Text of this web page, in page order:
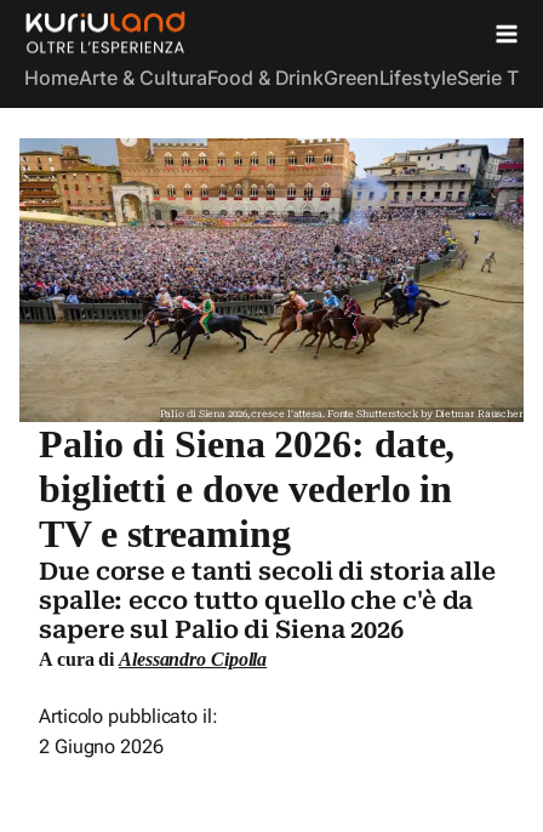
HomeArte & CulturaFood & DrinkGreenLifestyleSerie TV
Palio di Siena 2026, cresce l'attesa. Fonte Shutterstock by Dietmar Rauscher
Palio di Siena 2026: date,
biglietti e dove vederlo in
TV e streaming
Due corse e tanti secoli di storia alle
spalle: ecco tutto quello che c'è da
sapere sul Palio di Siena 2026
A cura di Alessandro Cipolla
Articolo pubblicato il:
2 Giugno 2026